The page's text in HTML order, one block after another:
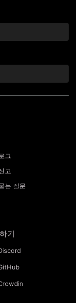
그
고
는 질문
기